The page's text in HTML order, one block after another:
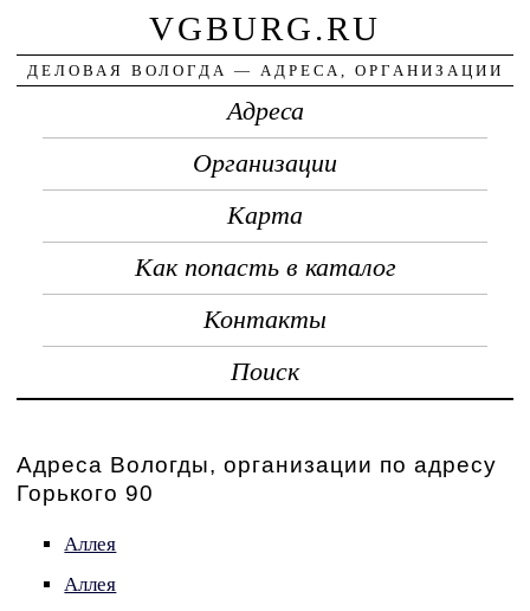
VGBURG.RU
ДЕЛОВАЯ ВОЛОГДА — АДРЕСА, ОРГАНИЗАЦИИ
Адреса
Организации
Карта
Как попасть в каталог
Контакты
Поиск
Адреса Вологды, организации по адресу
Горького 90
Аллея
Аллея